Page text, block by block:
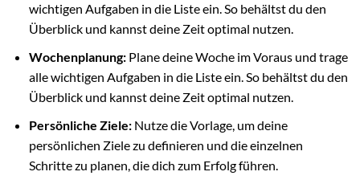
wichtigen Aufgaben in die Liste ein. So behältst du den
Überblick und kannst deine Zeit optimal nutzen.
Wochenplanung:Plane deine Woche im Voraus und trage
alle wichtigen Aufgaben in die Liste ein. So behältst du den
Überblick und kannst deine Zeit optimal nutzen.
Persönliche Ziele:Nutze die Vorlage, um deine
persönlichen Ziele zu definieren und die einzelnen
Schritte zu planen, die dich zum Erfolg führen.